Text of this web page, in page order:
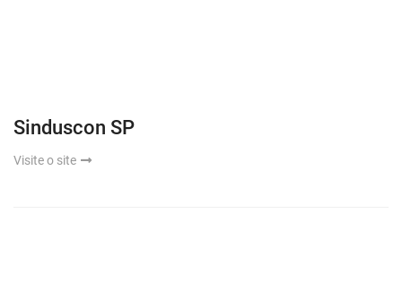
Sinduscon SP
Visite o site